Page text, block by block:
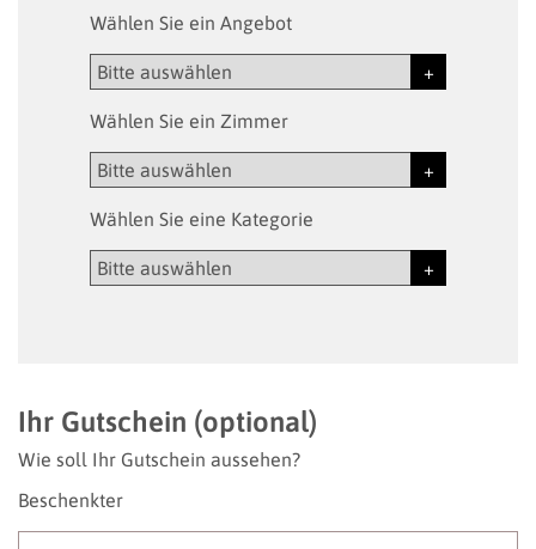
Wählen Sie ein Angebot
Wählen Sie ein Zimmer
Wählen Sie eine Kategorie
Ihr Gutschein (optional)
Wie soll Ihr Gutschein aussehen?
Beschenkter